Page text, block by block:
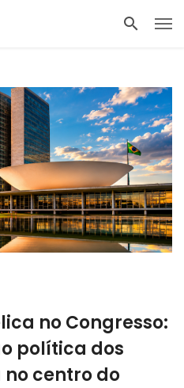
no Congresso:
política dos
centro do